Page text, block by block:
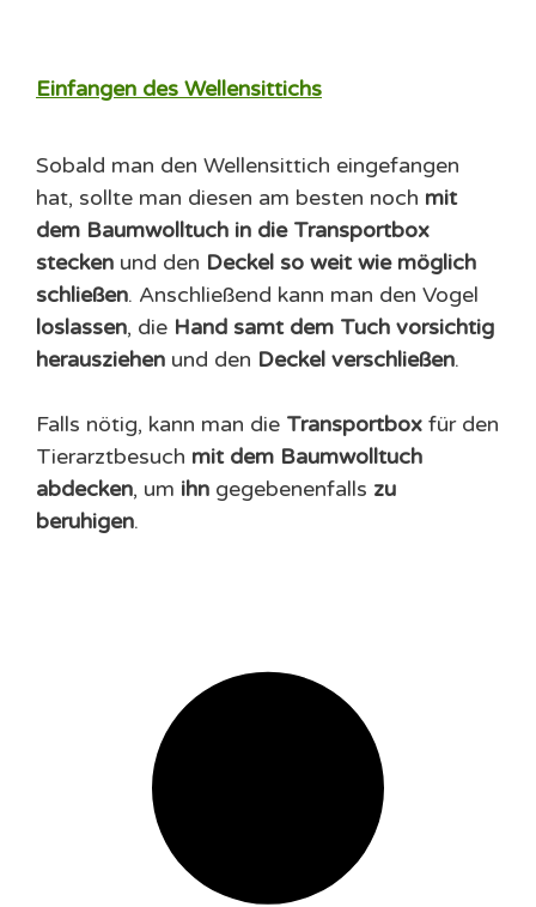
Einfangen des Wellensittichs
Sobald man den Wellensittich eingefangen
hat, sollte man diesen am besten noch mit
dem Baumwolltuch in die Transportbox
stecken und den Deckel so weit wie möglich
schließen. Anschließend kann man den Vogel
loslassen, die Hand samt dem Tuch vorsichtig
herausziehen und den Deckel verschließen.
Falls nötig, kann man die Transportbox für den
Tierarztbesuch mit dem Baumwolltuch
abdecken, um ihn gegebenenfalls zu
beruhigen.